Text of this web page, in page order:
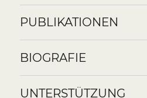
PUBLIKATIONEN
BIOGRAFIE
UNTERSTÜTZUNG